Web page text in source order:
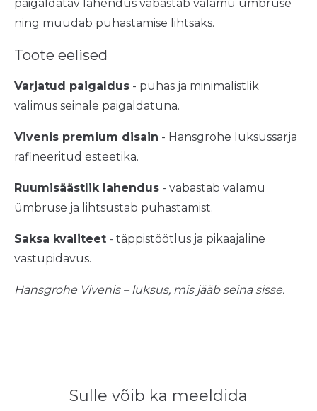
paigaldatav lahendus vabastab valamu ümbruse
ning muudab puhastamise lihtsaks.
Toote eelised
Varjatud paigaldus - puhas ja minimalistlik
välimus seinale paigaldatuna.
Vivenis premium disain - Hansgrohe luksussarja
rafineeritud esteetika.
Ruumisäästlik lahendus - vabastab valamu
ümbruse ja lihtsustab puhastamist.
Saksa kvaliteet - täppistöötlus ja pikaajaline
vastupidavus.
Hansgrohe Vivenis – luksus, mis jääb seina sisse.
Sulle võib ka meeldida